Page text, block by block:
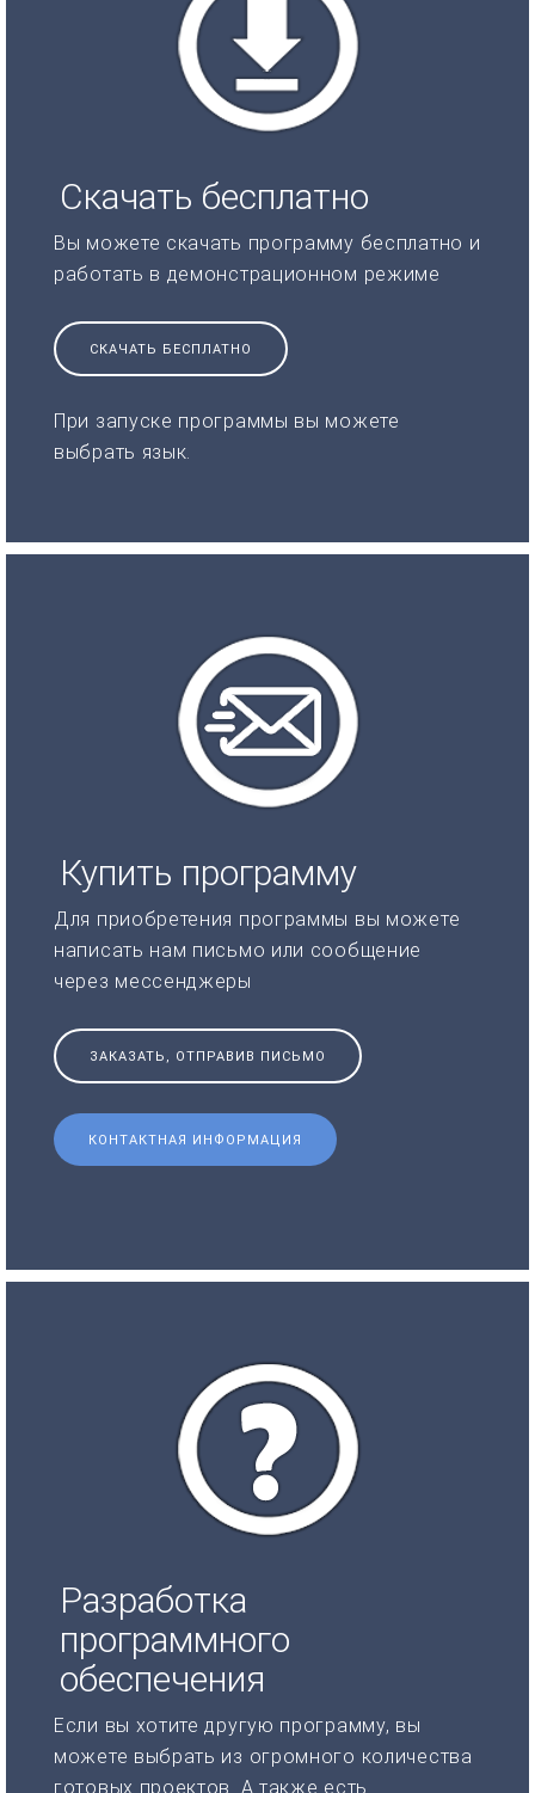
Скачать бесплатно
Вы можете скачать программу бесплатно и
работать в демонстрационном режиме
СКАЧАТЬ БЕСПЛАТНО
При запуске программы вы можете
выбрать язык.
Купить программу
Для приобретения программы вы можете
написать нам письмо или сообщение
через мессенджеры
ЗАКАЗАТЬ, ОТПРАВИВ ПИСЬМО
КОНТАКТНАЯ ИНФОРМАЦИЯ
Разработка
программного
обеспечения
Если вы хотите другую программу, вы
можете выбрать из огромного количества
готовых проектов. А также есть